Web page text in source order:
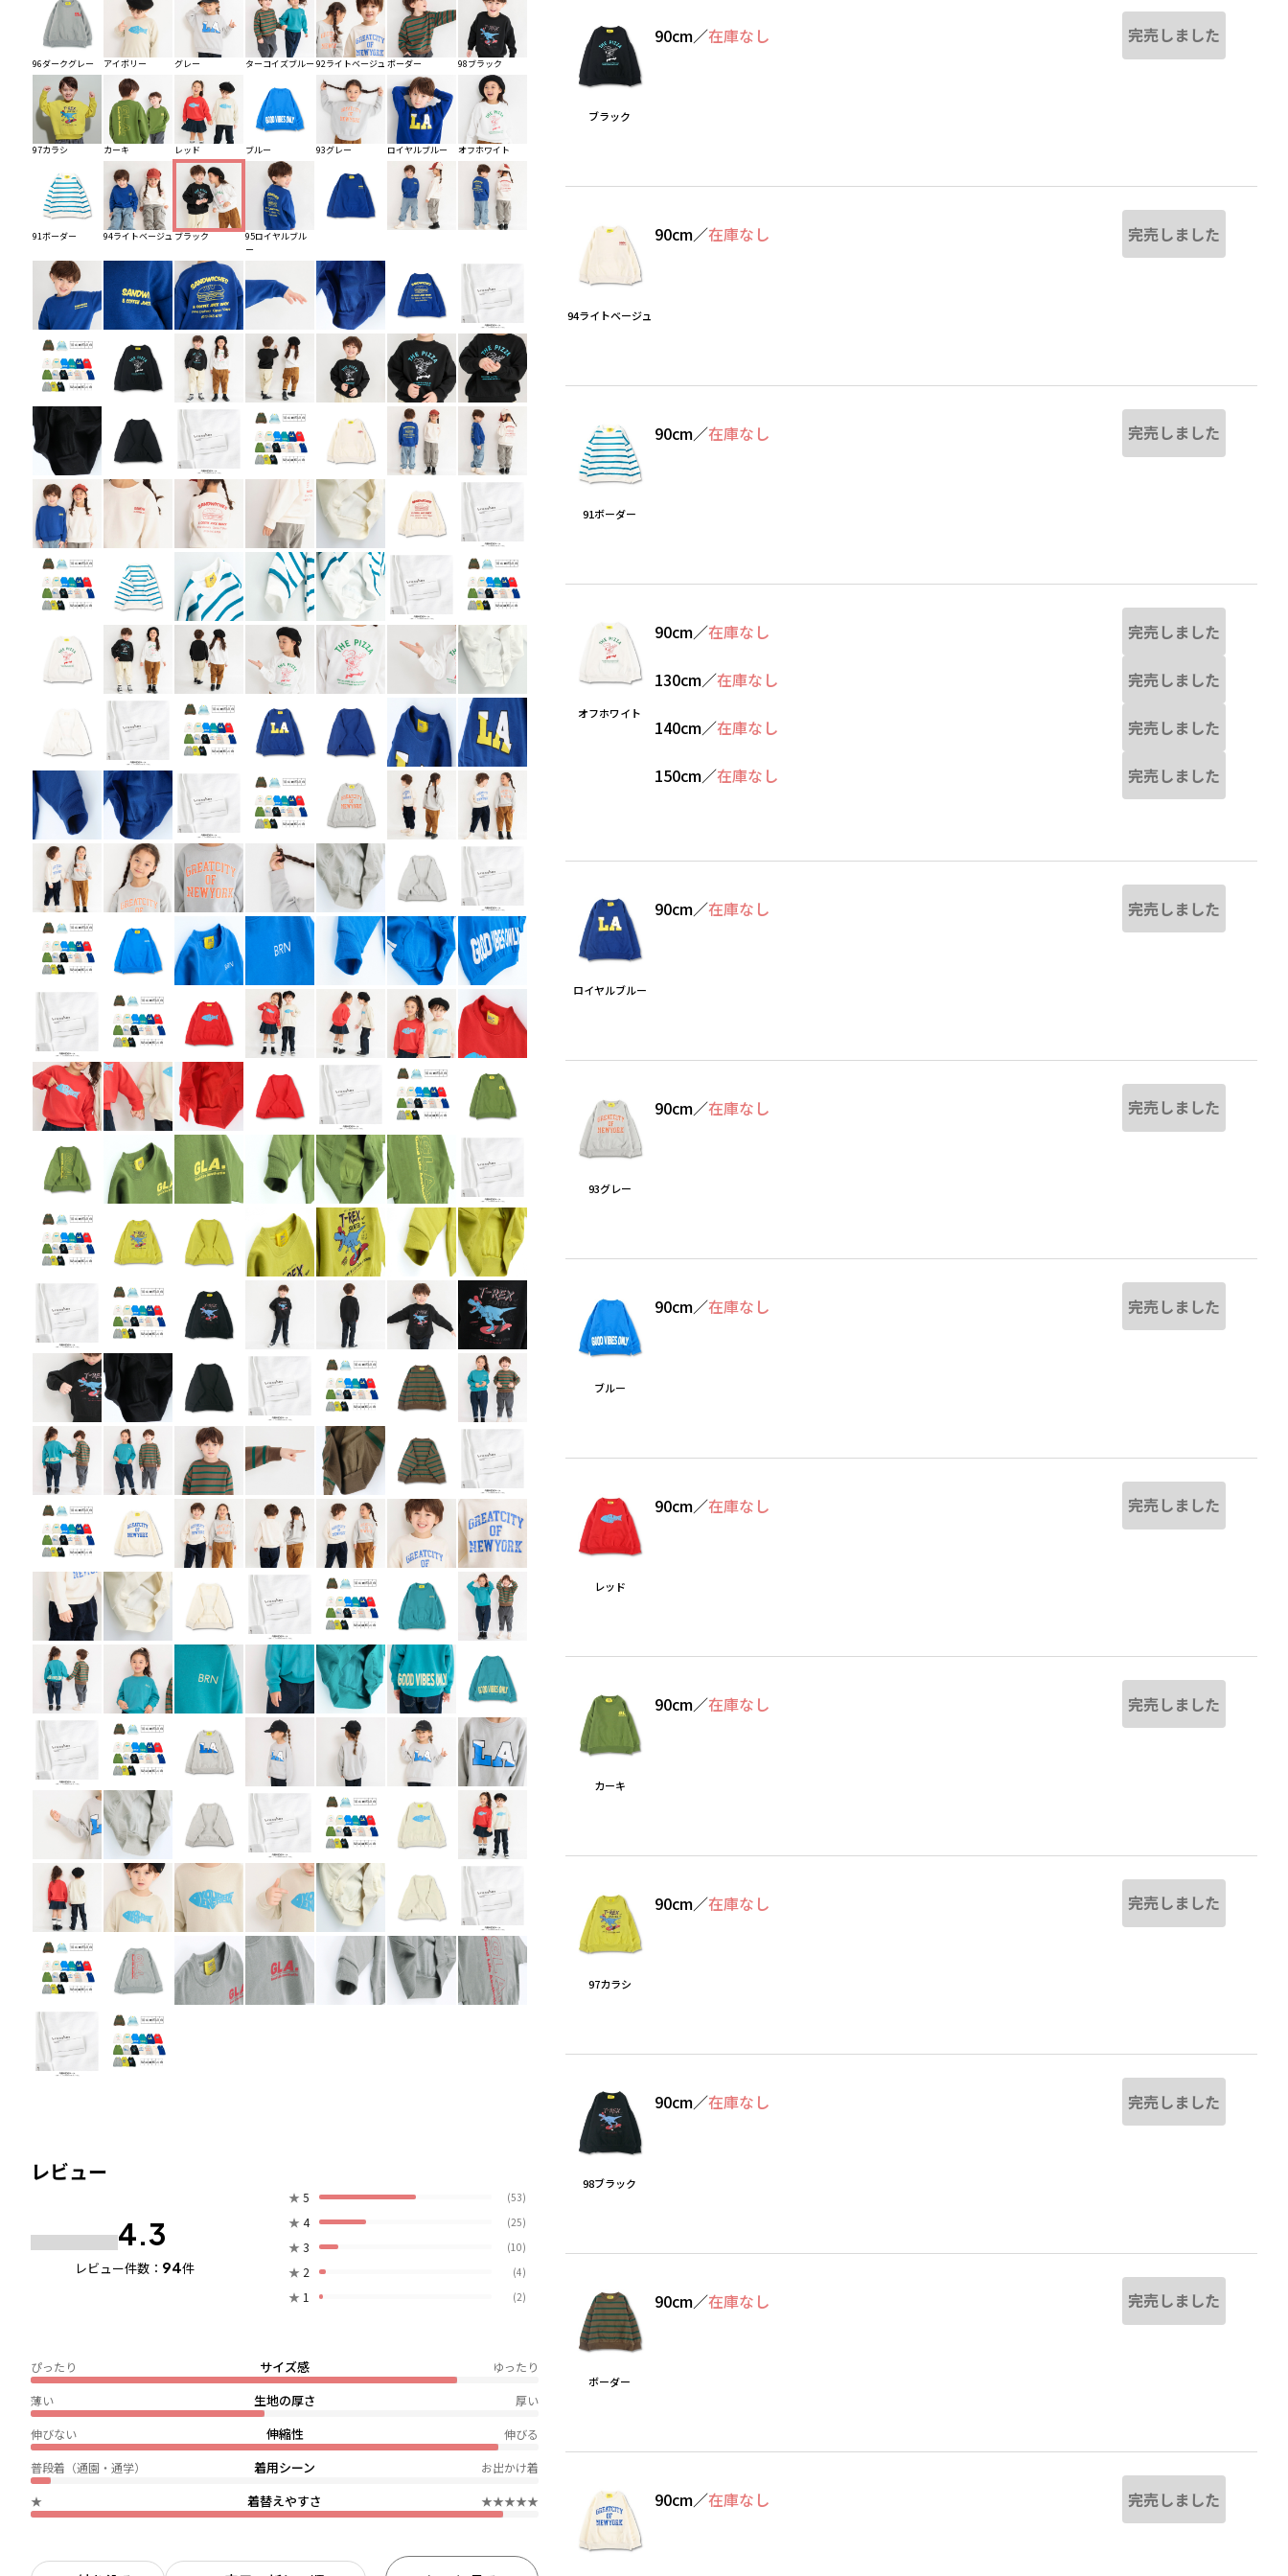
96ダークグレー アイボリー グレー ターコイズブルー 92ライトベージュ ボーダー 98ブラック
97カラシ カーキ レッド ブルー 93グレー ロイヤルブルー オフホワイト
91ボーダー 94ライトベージュ ブラック
95ロイヤルブル
ー
レビュー
4.3
レビュー件数： 94件
★ 5 (53)
★ 4 (25)
★ 3 (10)
★ 2 (4)
★ 1 (2)
サイズ感
ぴったり ゆったり
生地の厚さ
薄い 厚い
伸縮性
伸びない 伸びる
着用シーン
普段着（通園・通学） お出かけ着
着替えやすさ
★ ★★★★★
ブラック
90cm／在庫なし 完売しました
94ライトベージュ
90cm／在庫なし 完売しました
91ボーダー
90cm／在庫なし 完売しました
オフホワイト
90cm／在庫なし 完売しました
130cm／在庫なし 完売しました
140cm／在庫なし 完売しました
150cm／在庫なし 完売しました
ロイヤルブルー
90cm／在庫なし 完売しました
93グレー
90cm／在庫なし 完売しました
ブルー
90cm／在庫なし 完売しました
レッド
90cm／在庫なし 完売しました
カーキ
90cm／在庫なし 完売しました
97カラシ
90cm／在庫なし 完売しました
98ブラック
90cm／在庫なし 完売しました
ボーダー
90cm／在庫なし 完売しました
90cm／在庫なし 完売しました